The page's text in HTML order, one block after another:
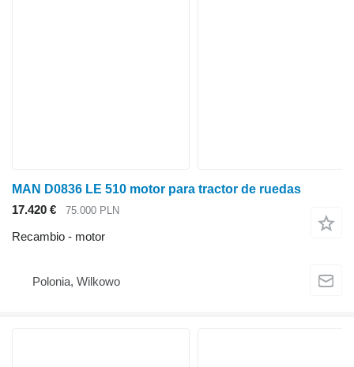
MAN D0836 LE 510 motor para tractor de ruedas
17.420 €
75.000 PLN
Recambio - motor
Polonia, Wilkowo